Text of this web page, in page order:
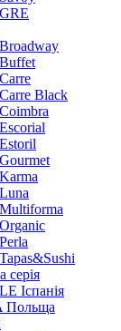
Black
серія
Іспанія
Польща